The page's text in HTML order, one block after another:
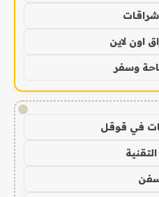
اون لاين
وسفر
!
في قوقل